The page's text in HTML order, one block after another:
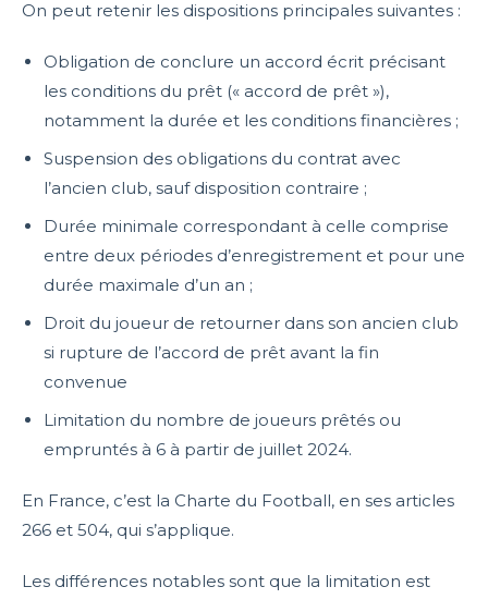
On peut retenir les dispositions principales suivantes :
Obligation de conclure un accord écrit précisant
les conditions du prêt (« accord de prêt »),
notamment la durée et les conditions financières ;
Suspension des obligations du contrat avec
l’ancien club, sauf disposition contraire ;
Durée minimale correspondant à celle comprise
entre deux périodes d’enregistrement et pour une
durée maximale d’un an ;
Droit du joueur de retourner dans son ancien club
si rupture de l’accord de prêt avant la fin
convenue
Limitation du nombre de joueurs prêtés ou
empruntés à 6 à partir de juillet 2024.
En France, c’est la Charte du Football, en ses articles
266 et 504, qui s’applique.
Les différences notables sont que la limitation est